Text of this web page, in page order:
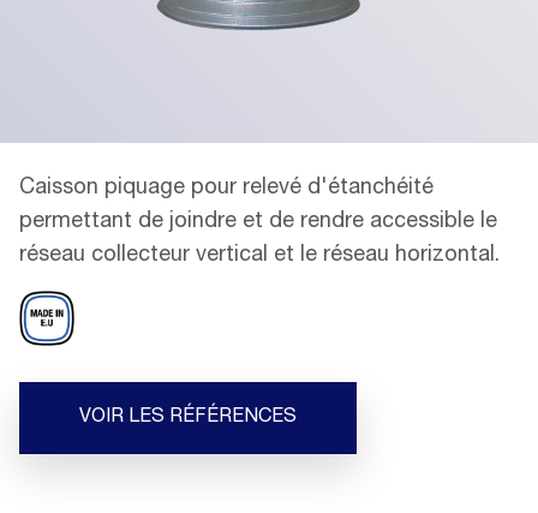
Caisson piquage pour relevé d'étanchéité
permettant de joindre et de rendre accessible le
réseau collecteur vertical et le réseau horizontal.
VOIR LES RÉFÉRENCES